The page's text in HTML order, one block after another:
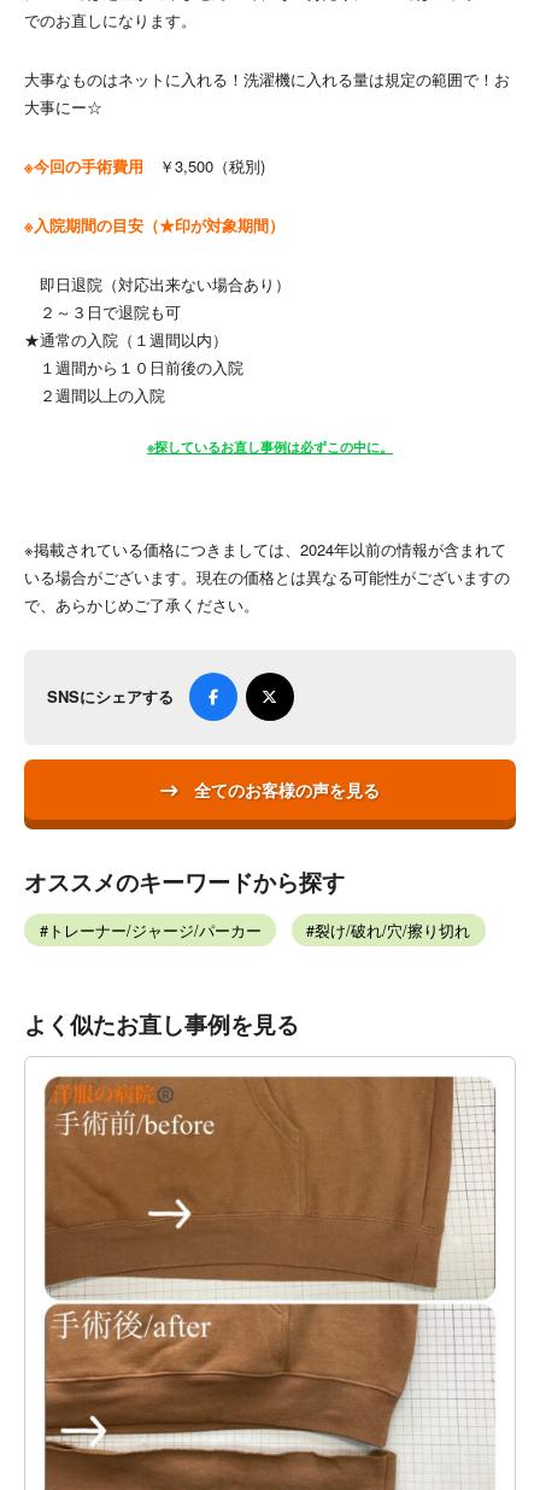
でのお直しになります。
大事なものはネットに入れる！洗濯機に入れる量は規定の範囲で！お
大事にー☆
※今回の手術費用 ￥3,500（税別)
※入院期間の目安（★印が対象期間）
即日退院（対応出来ない場合あり）
２～３日で退院も可
★通常の入院（１週間以内）
１週間から１０日前後の入院
２週間以上の入院
※探しているお直し事例は必ずこの中に。
※掲載されている価格につきましては、2024年以前の情報が含まれて
いる場合がございます。現在の価格とは異なる可能性がございますの
で、あらかじめご了承ください。
SNSにシェアする
全てのお客様の声を見る
オススメのキーワードから探す
トレーナー/ジャージ/パーカー 裂け/破れ/穴/擦り切れ
よく似たお直し事例を見る